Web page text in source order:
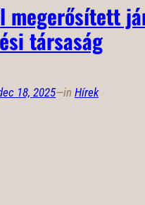
megerősített
társaság
18, 2025—in Hírek